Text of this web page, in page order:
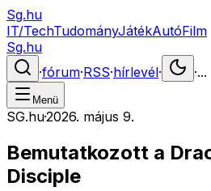
Sg.hu
IT/TechTudományJátékAutóFilm
Sg.hu
·fórum·RSS·hírlevél· ·...
Menü
SG.hu·2026. május 9.
Bemutatkozott a
Disciple